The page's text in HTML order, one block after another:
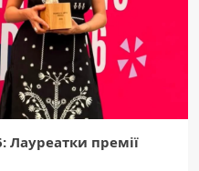
Лауреатки премії